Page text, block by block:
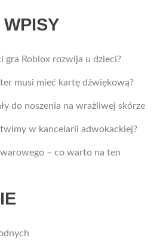
gra Roblox rozwija u dzieci?
musi mieć kartę dźwiękową?
do noszenia na wrażliwej skórze
w kancelarii adwokackiej?
– co warto na ten